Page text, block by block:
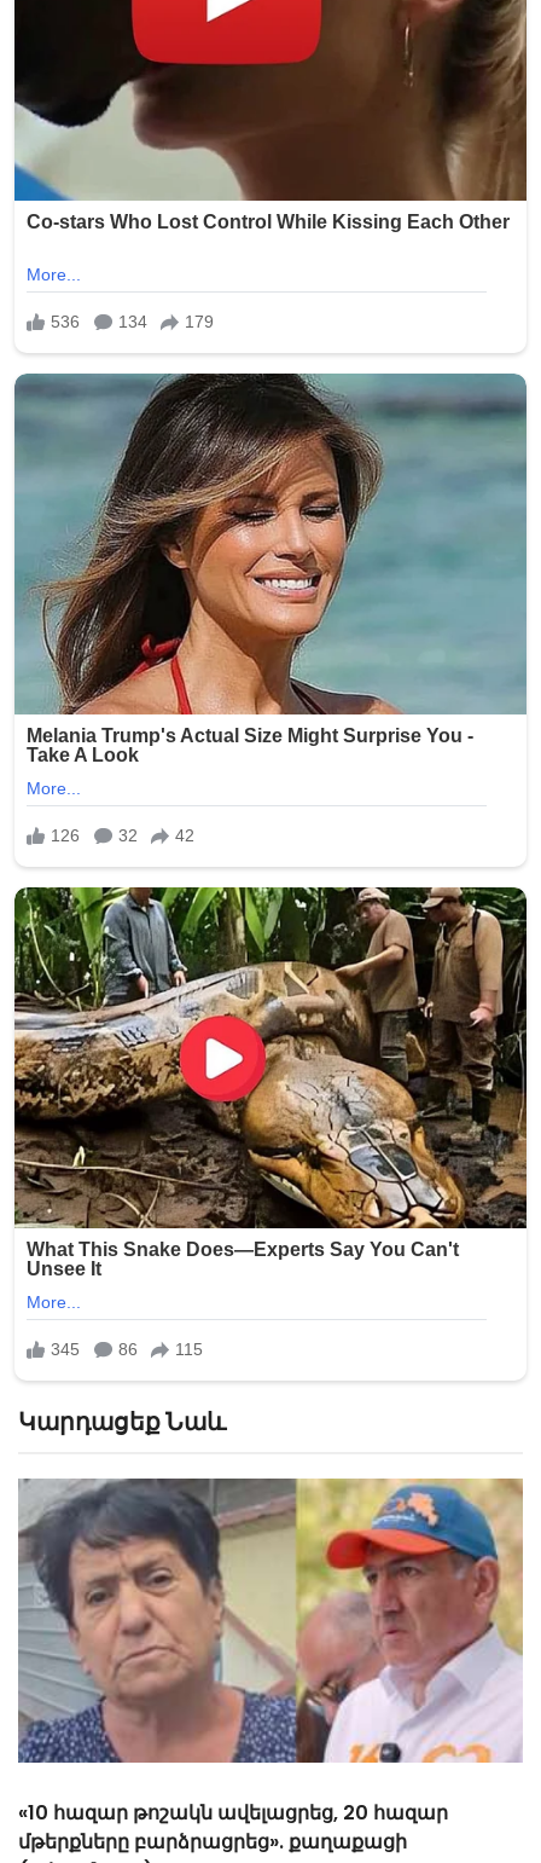
Կարդացեք Նաև
«10 հազար թոշակն ավելացրեց, 20 հազար
մթերքները բարձրացրեց». քաղաքացի